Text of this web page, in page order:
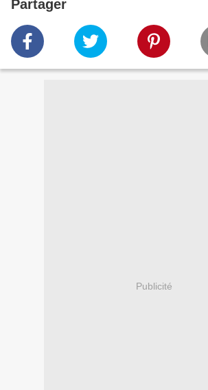
Partager
Publicité